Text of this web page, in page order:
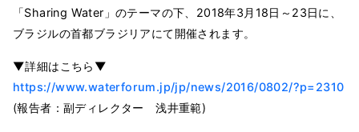
「Sharing Water」のテーマの下、2018年3月18日～23日に、
ブラジルの首都ブラジリアにて開催されます。
▼詳細はこちら▼
https://www.waterforum.jp/jp/news/2016/0802/?p=2310
(報告者：副ディレクター 浅井重範)